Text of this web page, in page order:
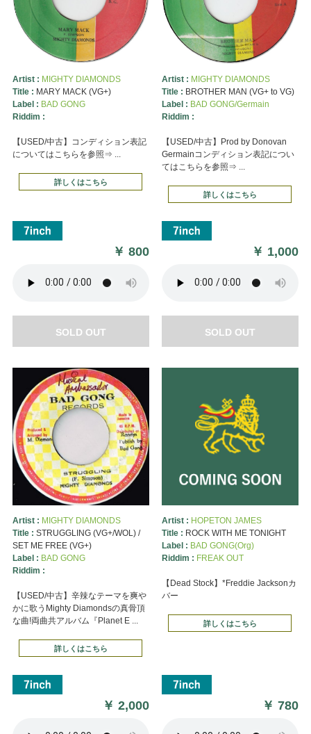
Artist : MIGHTY DIAMONDS
Title : MARY MACK (VG+)
Label : BAD GONG
Riddim :
【USED/中古】コンディション表記
についてはこちらを参照⇒ ...
詳しくはこちら
￥800
SOLD OUT
Artist : MIGHTY DIAMONDS
Title : BROTHER MAN (VG+ to VG)
Label : BAD GONG/Germain
Riddim :
【USED/中古】Prod by Donovan
Germainコンディション表記につい
てはこちらを参照⇒ ...
詳しくはこちら
￥ 1,000
SOLD OUT
Artist : MIGHTY DIAMONDS
Title : STRUGGLING (VG+/WOL) /
SET ME FREE (VG+)
Label : BAD GONG
Riddim :
【USED/中古】辛辣なテーマを爽や
かに歌うMighty Diamondsの真骨頂
な曲!両曲共アルバム『Planet E ...
詳しくはこちら
￥2,000
Artist : HOPETON JAMES
Title : ROCK WITH ME TONIGHT
Label : BAD GONG(Org)
Riddim : FREAK OUT
【Dead Stock】*Freddie Jacksonカ
バー
詳しくはこちら
￥780